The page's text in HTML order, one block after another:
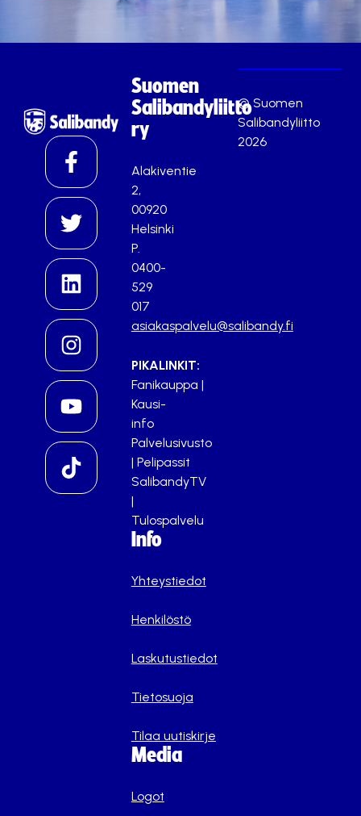
Suomen
Salibandyliitto
ry
Alakiventie
2,
00920
Helsinki
P.
0400-
529
017
asiakaspalvelu@salibandy.fi
PIKALINKIT:
Fanikauppa |
Kausi-
info
Palvelusivusto
| Pelipassit
SalibandyTV
|
Tulospalvelu
Info
Yhteystiedot
Henkilöstö
Laskutustiedot
Tietosuoja
Tilaa uutiskirje
Media
Logot
© Suomen
Salibandyliitto
2026